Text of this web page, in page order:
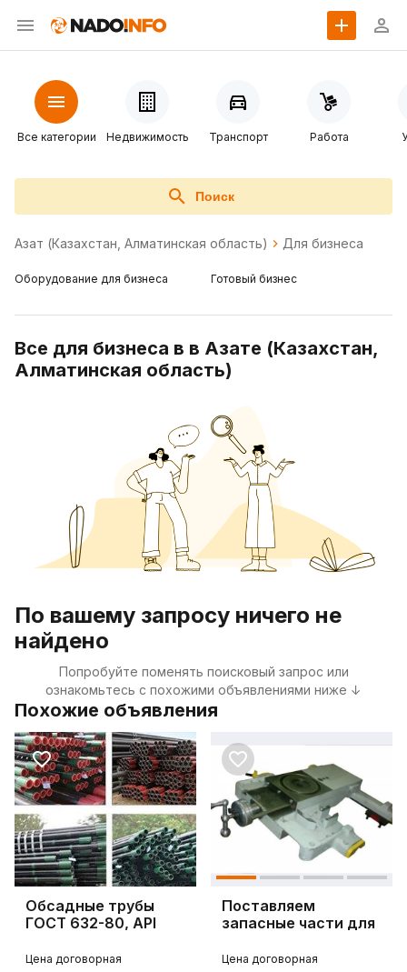
Все категории Недвижимость Транспорт Работа
Поиск
Азат (Казахстан, Алматинская область) Для бизнеса
Оборудование для бизнеса Готовый бизнес
Все для бизнеса в в Азате (Казахстан,
Алматинская область)
По вашему запросу ничего не
найдено
Попробуйте поменять поисковый запрос или
ознакомьтесь с похожими объявлениями ниже ↓
Похожие объявления
Обсадные трубы
ГОСТ 632-80, API
Цена договорная
Поставляем
запасные части для
1к62
Цена договорная